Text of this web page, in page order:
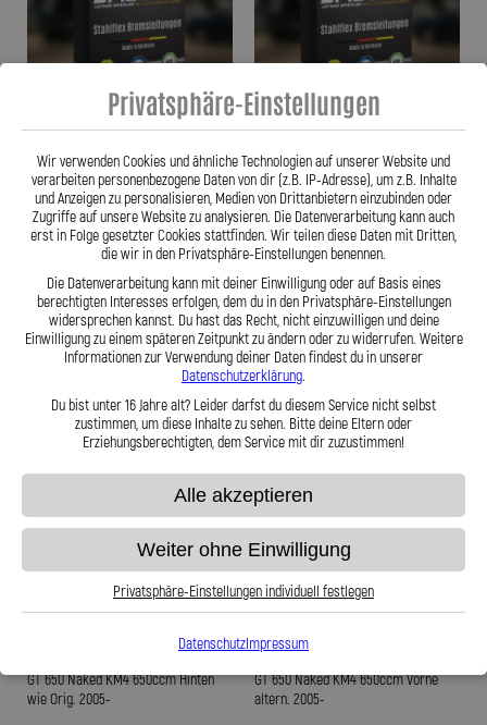
Stahlflex Bremsleitung für HYOSUNG
125 Aquila ccm Vorne wie Orig. -
Zum Produkt
Stahlflex Bremsleitung für HYOSUNG
125 Cruiser ccm Vorne wie Orig. -
41,95 €
Zum Produkt
GT 650 Naked KM4 650ccm Hinten
wie Orig. 2005-
GT 650 Naked KM4 650ccm Vorne
altern. 2005-
Privatsphäre-Einstellungen
Wir verwenden Cookies und ähnliche Technologien auf unserer Website und
verarbeiten personenbezogene Daten von dir (z.B. IP-Adresse), um z.B. Inhalte
und Anzeigen zu personalisieren, Medien von Drittanbietern einzubinden oder
Zugriffe auf unsere Website zu analysieren. Die Datenverarbeitung kann auch
erst in Folge gesetzter Cookies stattfinden. Wir teilen diese Daten mit Dritten,
die wir in den Privatsphäre-Einstellungen benennen.
Die Datenverarbeitung kann mit deiner Einwilligung oder auf Basis eines
berechtigten Interesses erfolgen, dem du in den Privatsphäre-Einstellungen
widersprechen kannst. Du hast das Recht, nicht einzuwilligen und deine
Einwilligung zu einem späteren Zeitpunkt zu ändern oder zu widerrufen. Weitere
Informationen zur Verwendung deiner Daten findest du in unserer
Datenschutzerklärung.
Du bist unter 16 Jahre alt? Leider darfst du diesem Service nicht selbst
zustimmen, um diese Inhalte zu sehen. Bitte deine Eltern oder
Erziehungsberechtigten, dem Service mit dir zuzustimmen!
Alle akzeptieren
Weiter ohne Einwilligung
Privatsphäre-Einstellungen individuell festlegen
DatenschutzImpressum